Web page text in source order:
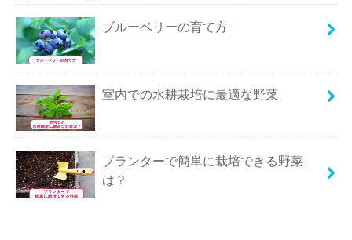
ブルーベリーの育て方
室内での水耕栽培に最適な野菜
プランターで簡単に栽培できる野菜
は？